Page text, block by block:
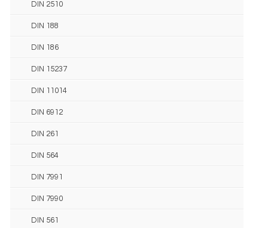
DIN 2510
DIN 188
DIN 186
DIN 15237
DIN 11014
DIN 6912
DIN 261
DIN 564
DIN 7991
DIN 7990
DIN 561